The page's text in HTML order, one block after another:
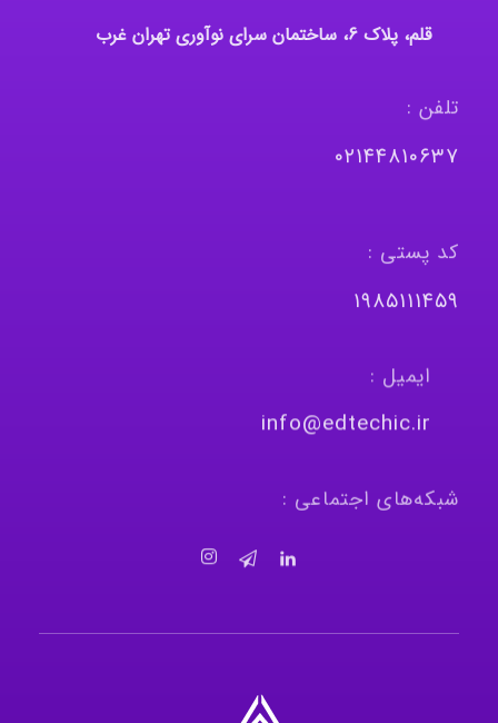
قلم، پلاک 6، ساختمان سرای نوآوری تهران غرب
تلفن :
٠٢١٤٤٨١٠٦٣٧
کد پستی :
١٩٨٥١١١٤٥٩
ایمیل :
info@edtechic.ir
شبکه‌های اجتماعی :